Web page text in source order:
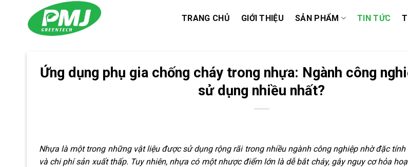
TRANG CHỦ GIỚI THIỆU SẢN PHẨM TIN TỨC
Ứng dụng phụ gia chống cháy trong nhựa: Ngành công
sử dụng nhiều nhất?
Nhựa là một trong những vật liệu được sử dụng rộng rãi trong nhiều ngành công nghiệp nhờ đặc tính
và chi phí sản xuất thấp. Tuy nhiên, nhựa có một nhược điểm lớn là dễ bắt cháy, gây nguy cơ hỏa